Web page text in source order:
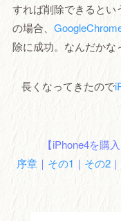
すれば削除できるとい
の場合、
除に成功。なんだかな
長くなってきたので
【iPhone4を購
序章｜ その1 ｜ その2